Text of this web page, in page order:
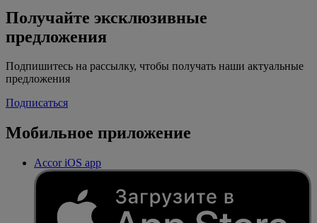
Получайте эксклюзивные
предложения
Подпишитесь на рассылку, чтобы получать наши актуальные
предложения
Подписаться
Мобильное приложение
Accor iOS app